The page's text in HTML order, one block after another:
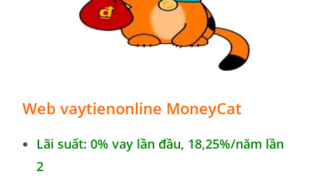
Web vaytienonline MoneyCat
Lãi suất: 0% vay lần đầu, 18,25%/năm lần
2